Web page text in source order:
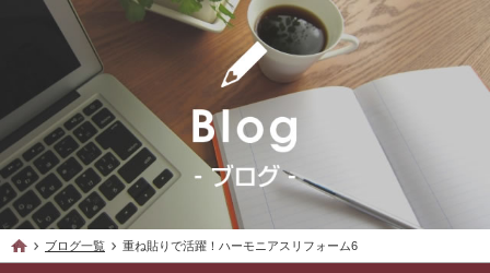
ブログ一覧 重ね貼りで活躍！ハーモニアスリフォーム6